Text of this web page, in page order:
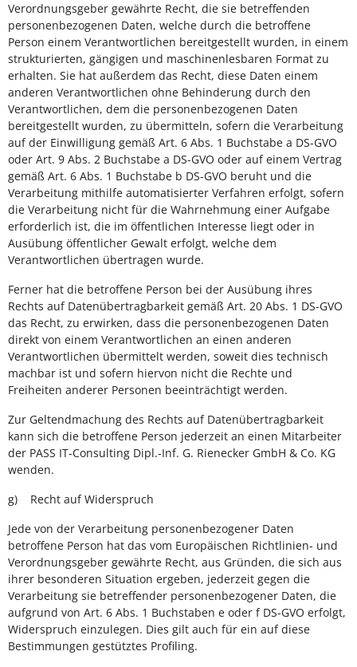
Verordnungsgeber gewährte Recht, die sie betreffenden
personenbezogenen Daten, welche durch die betroffene
Person einem Verantwortlichen bereitgestellt wurden, in einem
strukturierten, gängigen und maschinenlesbaren Format zu
erhalten. Sie hat außerdem das Recht, diese Daten einem
anderen Verantwortlichen ohne Behinderung durch den
Verantwortlichen, dem die personenbezogenen Daten
bereitgestellt wurden, zu übermitteln, sofern die Verarbeitung
auf der Einwilligung gemäß Art. 6 Abs. 1 Buchstabe a DS-GVO
oder Art. 9 Abs. 2 Buchstabe a DS-GVO oder auf einem Vertrag
gemäß Art. 6 Abs. 1 Buchstabe b DS-GVO beruht und die
Verarbeitung mithilfe automatisierter Verfahren erfolgt, sofern
die Verarbeitung nicht für die Wahrnehmung einer Aufgabe
erforderlich ist, die im öffentlichen Interesse liegt oder in
Ausübung öffentlicher Gewalt erfolgt, welche dem
Verantwortlichen übertragen wurde.
Ferner hat die betroffene Person bei der Ausübung ihres
Rechts auf Datenübertragbarkeit gemäß Art. 20 Abs. 1 DS-GVO
das Recht, zu erwirken, dass die personenbezogenen Daten
direkt von einem Verantwortlichen an einen anderen
Verantwortlichen übermittelt werden, soweit dies technisch
machbar ist und sofern hiervon nicht die Rechte und
Freiheiten anderer Personen beeinträchtigt werden.
Zur Geltendmachung des Rechts auf Datenübertragbarkeit
kann sich die betroffene Person jederzeit an einen Mitarbeiter
der PASS IT-Consulting Dipl.-Inf. G. Rienecker GmbH & Co. KG
wenden.
g) Recht auf Widerspruch
Jede von der Verarbeitung personenbezogener Daten
betroffene Person hat das vom Europäischen Richtlinien- und
Verordnungsgeber gewährte Recht, aus Gründen, die sich aus
ihrer besonderen Situation ergeben, jederzeit gegen die
Verarbeitung sie betreffender personenbezogener Daten, die
aufgrund von Art. 6 Abs. 1 Buchstaben e oder f DS-GVO erfolgt,
Widerspruch einzulegen. Dies gilt auch für ein auf diese
Bestimmungen gestütztes Profiling.